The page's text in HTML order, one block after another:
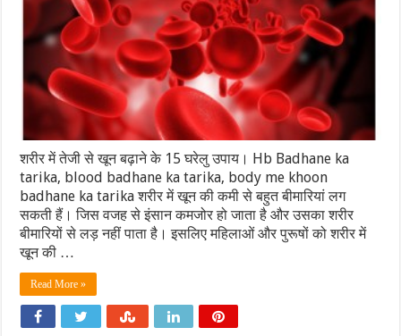
शरीर में तेजी से खून बढ़ाने के 15 घरेलु उपाय। Hb Badhane ka
tarika, blood badhane ka tarika, body me khoon
badhane ka tarika शरीर में खून की कमी से बहुत बीमारियां लग
सकती हैं। जिस वजह से इंसान कमजोर हो जाता है और उसका शरीर
बीमारियों से लड़ नहीं पाता है। इसलिए महिलाओं और पुरूषों को शरीर में
खून की …
Read More »